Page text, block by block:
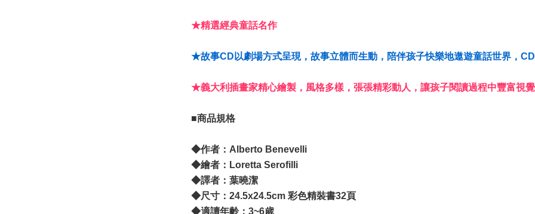
​★精選經典童話名作
★故事CD以劇場方式呈現，故事立體而生動，陪伴孩子快樂地遨遊童話世界，
★義大利插畫家精心繪製，風格多樣，張張精彩動人，讓孩子閱讀過程中豐富視
■商品規格
​◆作者：Alberto Benevelli
◆繪者：Loretta Serofilli
​​◆譯者：葉曉潔
◆尺寸：24.5x24.5cm 彩色精裝書32頁
◆適讀年齡：3~6歲